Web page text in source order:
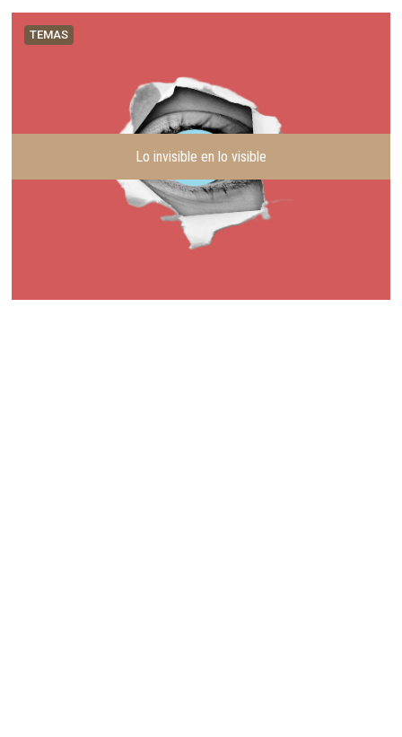
TEMAS
Lo invisible en lo visible